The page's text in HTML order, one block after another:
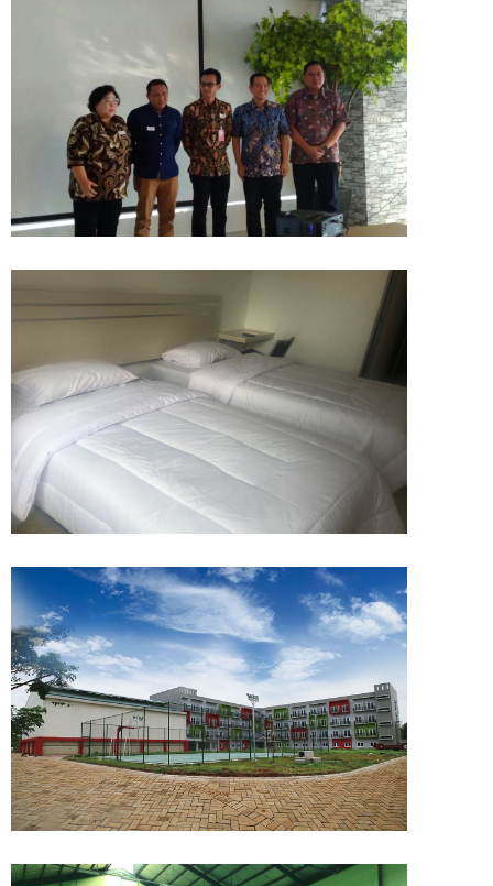
PENGURUS JANUSA E-KOPERASI
KAMAR PELATIHAN JNTC
GEDUNG PELATIHAN JNTC